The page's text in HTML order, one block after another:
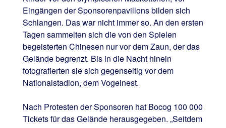
Eingängen der Sponsorenpavillons bilden sich
Schlangen. Das war nicht immer so. An den ersten
Tagen sammelten sich die von den Spielen
begeisterten Chinesen nur vor dem Zaun, der das
Gelände begrenzt. Bis in die Nacht hinein
fotografierten sie sich gegenseitig vor dem
Nationalstadion, dem Vogelnest.
Nach Protesten der Sponsoren hat Bocog 100 000
Tickets für das Gelände herausgegeben. „Seitdem